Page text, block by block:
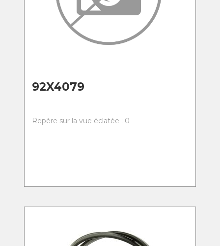
92X4079
Repère sur la vue éclatée : 0